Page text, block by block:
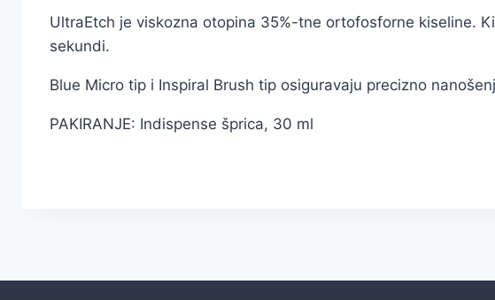
UltraEtch je viskozna otopina 35%-tne ortofosforne kiseline.
sekundi.
Blue Micro tip i Inspiral Brush tip osiguravaju precizno
PAKIRANJE: Indispense šprica, 30 ml